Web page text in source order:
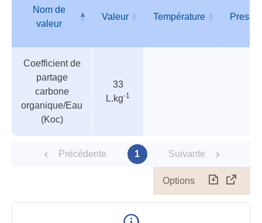
des
paramètres
Nom de
valeur
Valeur Température
valeur
Coefficient de
partage
carbone
organique/Eau
(Koc)
33
L.kg-1
Précédente 1 Suivante
Options
le